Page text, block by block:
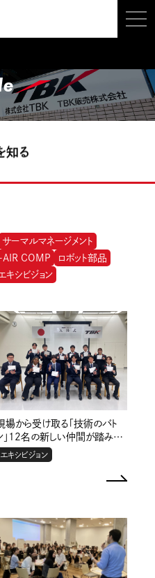
知る
サーマルマネージメント
AIR COMP
ロボット部品
キシビジョン
場から受け取る「技術のバト
」12名の新しい仲間が踏み出
、社会人としての第一歩
エキシビジョン